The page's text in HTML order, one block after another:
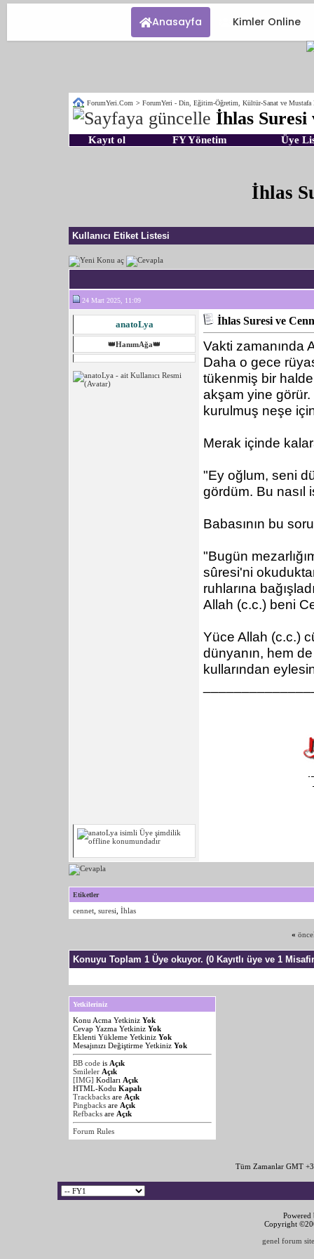
Anasayfa Kimler Online
ForumYeri.Com > ForumYeri - Din, Eğitim-Öğretim, Kültür-Sanat ve Mustafa
İhlas Suresi
Kayıt ol FY Yönetim Üye
İhlas
Kullanıcı Etiket Listesi
24 Mart 2025, 11:09
anatoLya
👑HanımAğa👑
İhlas Suresi ve
Vakti zamanında
Daha o gece
tükenmiş bir
akşam yine
kurulmuş neşe
Merak içinde
"Ey oğlum, seni
gördüm. Bu nasıl
Babasının bu
"Bugün
sûresi'ni
ruhlarına
Allah (c.c.) beni
Yüce Allah (c.c.)
dünyanın, hem
kullarından
Etiketler
cennet suresi İhlas
«
Konuyu Toplam 1 Üye okuyor. (0 Kayıtlı üye ve 1
Yetkileriniz
Konu Acma Yetkiniz Yok
Cevap Yazma Yetkiniz Yok
Eklenti Yükleme Yetkiniz Yok
Mesajınızı Değiştirme Yetkiniz Yok
BB code is Açık
Smileler Açık
[IMG] Kodları Açık
HTML-Kodu Kapalı
Trackbacks are Açık
Pingbacks are Açık
Refbacks are Açık
Forum Rules
Tüm Zamanlar GMT
Copyright
genel forum